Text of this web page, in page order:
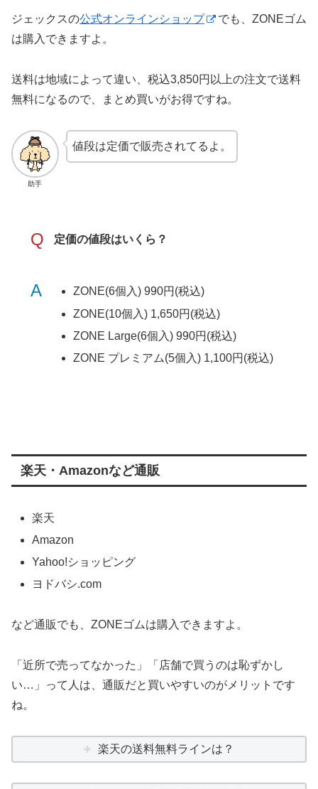
ジェックスの公式オンラインショップ
でも、ZONEゴム
は購入できますよ。
送料は地域によって違い、税込3,850円以上の注文で送料
無料になるので、まとめ買いがお得ですね。
助手
値段は定価で販売されてるよ。
Q 定価の値段はいくら？
A
ZONE(6個入) 990円(税込)
ZONE(10個入) 1,650円(税込)
ZONE Large(6個入) 990円(税込)
ZONE プレミアム(5個入) 1,100円(税込)
楽天・Amazonなど通販
楽天
Amazon
Yahoo!ショッピング
ヨドバシ.com
など通販でも、ZONEゴムは購入できますよ。
「近所で売ってなかった」「店舗で買うのは恥ずかし
い…」って人は、通販だと買いやすいのがメリットです
ね。
楽天の送料無料ラインは？